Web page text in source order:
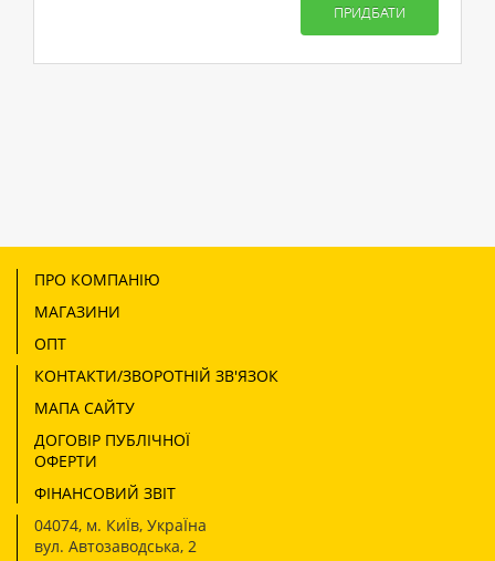
ПРИДБАТИ
ПРО КОМПАНІЮ
МАГАЗИНИ
ОПТ
КОНТАКТИ/ЗВОРОТНІЙ ЗВ'ЯЗОК
МАПА САЙТУ
ДОГОВІР ПУБЛІЧНОЇ
ОФЕРТИ
ФІНАНСОВИЙ ЗВІТ
04074, м. КиЇв, УкраЇна
вул. Автозаводська, 2